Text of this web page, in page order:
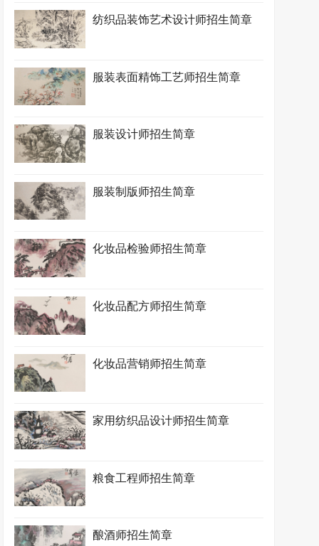
纺织品装饰艺术设计师招生简章
服装表面精饰工艺师招生简章
服装设计师招生简章
服装制版师招生简章
化妆品检验师招生简章
化妆品配方师招生简章
化妆品营销师招生简章
家用纺织品设计师招生简章
粮食工程师招生简章
酿酒师招生简章